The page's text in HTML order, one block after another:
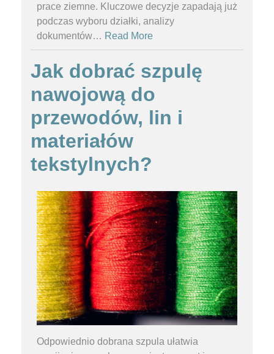
prace ziemne. Kluczowe decyzje zapadają już
podczas wyboru działki, analizy
dokumentów… Read More
Jak dobrać szpulę
nawojową do
przewodów, lin i
materiałów
tekstylnych?
Odpowiednio dobrana szpula ułatwia